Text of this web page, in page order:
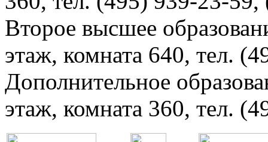
Второе высшее
этаж, комната 640, тел.
Дополнительное
этаж, комната 360, тел.